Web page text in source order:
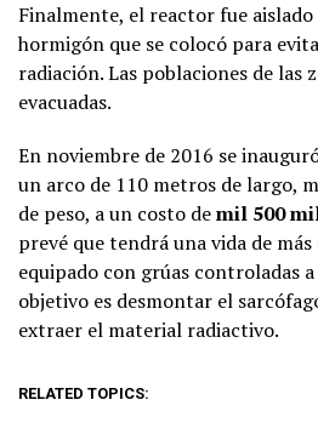
Finalmente, el reactor fue
hormigón que se colocó para
radiación. Las poblaciones de las
evacuadas.
En noviembre de 2016 se
un arco de 110 metros de largo,
de peso, a un costo demil 500
prevé que tendrá una vida de más
equipado con grúas controladas
objetivo es desmontar el
extraer el material radiactivo.
RELATED TOPICS: